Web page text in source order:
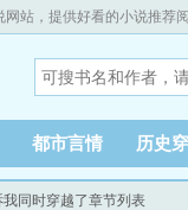
站，提供好看的小说推荐阅
都市言情 历史
同时穿越了章节列表